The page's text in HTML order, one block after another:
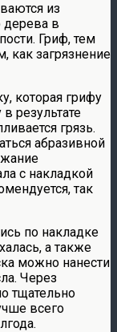
из
дерева в
Гриф, тем
как загрязнение
которая грифу
результате
грязь.
абразивной
с накладкой
так
по накладке
а также
можно нанести
Через
тщательно
всего